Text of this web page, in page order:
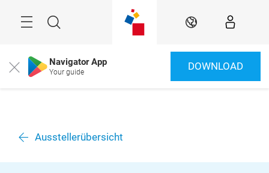
Suche DE
Close Navigator App
Your guide DOWNLOAD
Ausstellerübersicht